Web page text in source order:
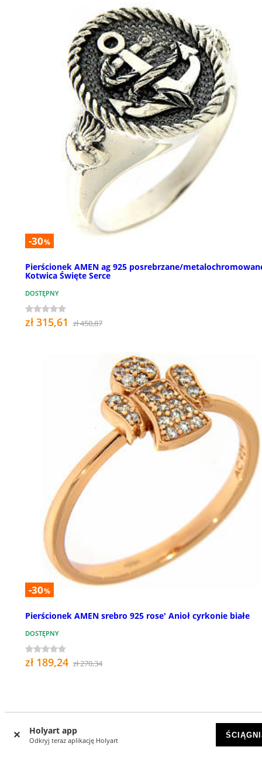
Holyart app
Odkryj teraz aplikację Holyart
-30%
Pierścionek AMEN ag 925 posrebrzane/
Kotwica Święte Serce
DOSTĘPNY
zł 315,61 zł 450,87
-30%
Pierścionek AMEN srebro 925 rose' Anioł cyrkonie białe
DOSTĘPNY
zł 189,24 zł 270,34